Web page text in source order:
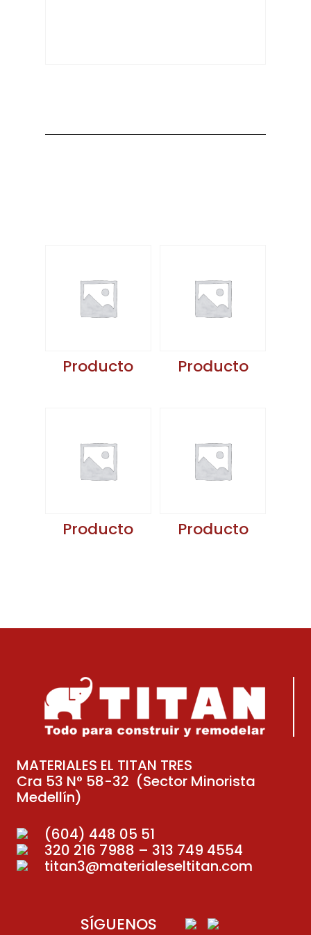
Producto Producto
Producto Producto
MATERIALES EL TITAN TRES
Cra 53 N° 58-32 (Sector Minorista
Medellín)
(604) 448 05 51
320 216 7988 – 313 749 4554
titan3@materialeseltitan.com
SÍGUENOS